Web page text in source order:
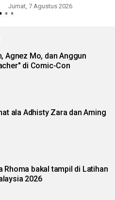
Jumat, 7 Agustus 2026
Agnez Mo, dan Anggun
di Comic-Con
ala Adhisty Zara dan Aming
Rhoma bakal tampil di Latihan
2026